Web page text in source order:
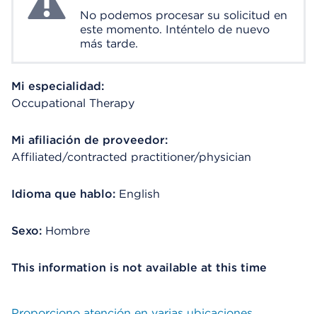
No podemos procesar su solicitud en
este momento. Inténtelo de nuevo
más tarde.
Mi especialidad:
Occupational Therapy
Mi afiliación de proveedor:
Affiliated/contracted practitioner/physician
Idioma que hablo: English
Sexo: Hombre
This information is not available at this time